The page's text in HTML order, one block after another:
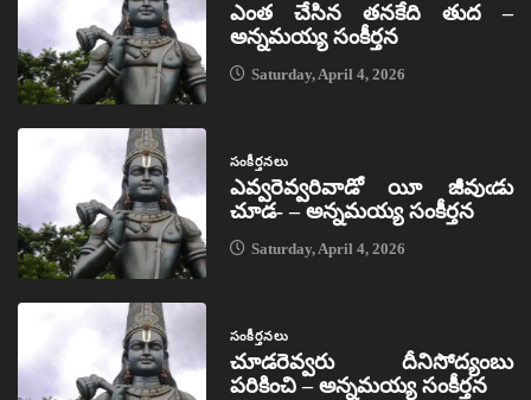
ఎంత చేసిన తనకేది తుద –
అన్నమయ్య సంకీర్తన
Saturday, April 4, 2026
సంకీర్తనలు
ఎవ్వరెవ్వరివాడో యీ జీవుఁడు
చూడ- – అన్నమయ్య సంకీర్తన
Saturday, April 4, 2026
సంకీర్తనలు
చూడరెవ్వరు దీనిసోద్యంబు
పరికించి – అన్నమయ్య సంకీర్తన